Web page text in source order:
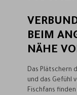
BEIM
NÄHE
Das Plätschern
und das Gefühl
Fischfans